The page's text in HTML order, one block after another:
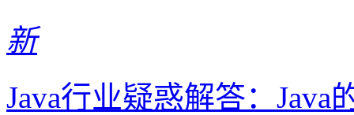
新
Java行业疑惑解答：